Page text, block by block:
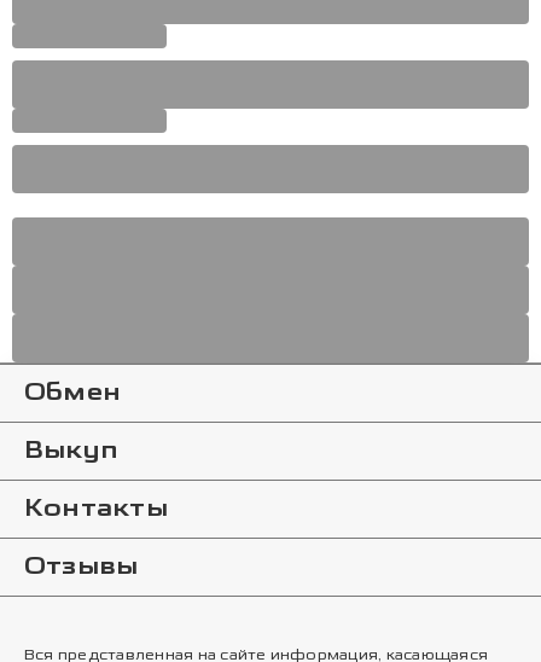
Обмен
Выкуп
Контакты
Отзывы
Вся представленная на сайте информация, касающаяся